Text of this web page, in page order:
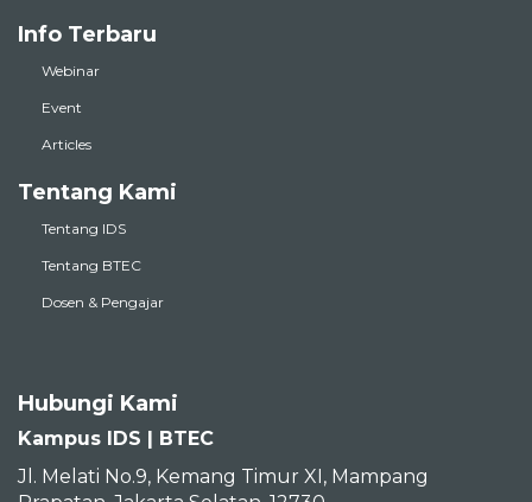
Info Terbaru
Webinar
Event
Articles
Tentang Kami
Tentang IDS
Tentang BTEC
Dosen & Pengajar
Hubungi Kami
Kampus IDS | BTEC
Jl. Melati No.9, Kemang Timur XI, Mampang